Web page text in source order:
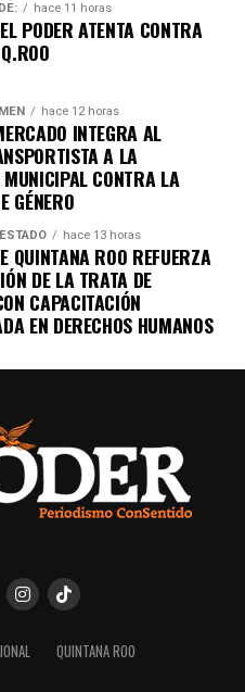
hace 11 horas
PODER ATENTA CONTRA
hace 12 horas
INTEGRA AL
A LA
MUNICIPAL CONTRA LA
GÉNERO
hace 13 horas
QUINTANA ROO REFUERZA
DE LA TRATA DE
CAPACITACIÓN
EN DERECHOS HUMANOS
QUINTANA ROO